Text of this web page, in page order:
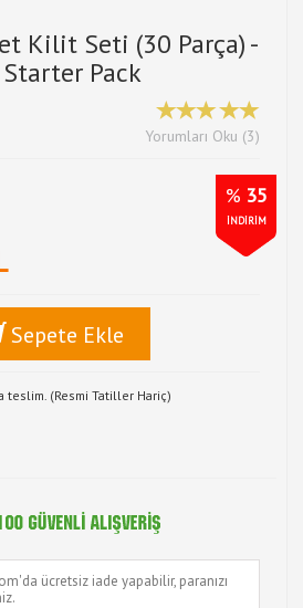
Kilit Seti (30 Parça) -
Pack
Yorumları Oku (3)
% 35
İNDİRİM
Sepete Ekle
teslim. (Resmi Tatiller Hariç)
ücretsiz iade yapabilir, paranızı